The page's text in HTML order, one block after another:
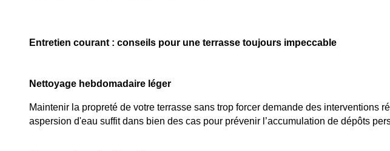
Entretien courant : conseils pour une terrasse toujours impeccable
Nettoyage hebdomadaire léger
Maintenir la propreté de votre terrasse sans trop forcer demande des
aspersion d'eau suffit dans bien des cas pour prévenir l’accumulation de dépôts